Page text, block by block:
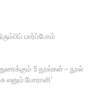
பார்ப்போம்
5 நூல்கள் – நூல்
எனும் போராளி’